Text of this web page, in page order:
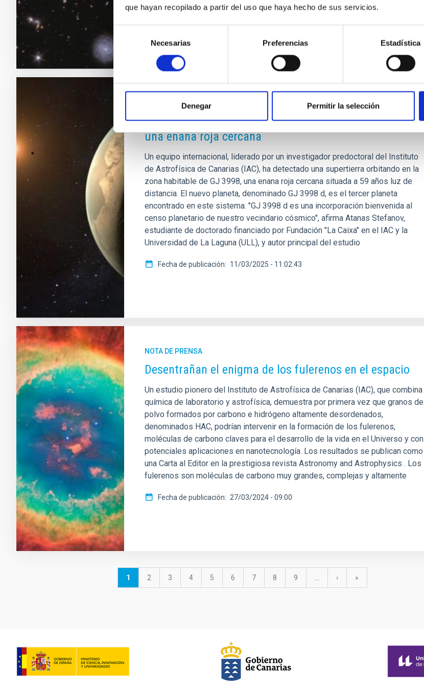
que hayan recopilado a partir del uso que haya hecho de sus servicios.
de
consentimiento
Necesarias Preferencias Estadística
Denegar Permitir la selección
NOTA DE PRENSA
El IAC descubre una supertierra en la zona habitable de
una enana roja cercana
Un equipo internacional, liderado por un investigador predoctoral del Instituto
de Astrofísica de Canarias (IAC), ha detectado una supertierra orbitando en la
zona habitable de GJ 3998, una enana roja cercana situada a 59 años luz de
distancia. El nuevo planeta, denominado GJ 3998 d, es el tercer planeta
encontrado en este sistema. "GJ 3998 d es una incorporación bienvenida al
censo planetario de nuestro vecindario cósmico", afirma Atanas Stefanov,
estudiante de doctorado financiado por Fundación "La Caixa" en el IAC y la
Universidad de La Laguna (ULL), y autor principal del estudio
Fecha de publicación 11/03/2025 - 11:02:43
NOTA DE PRENSA
Desentrañan el enigma de los fulerenos en el espacio
Un estudio pionero del Instituto de Astrofísica de Canarias (IAC), que combina
química de laboratorio y astrofísica, demuestra por primera vez que granos de
polvo formados por carbono e hidrógeno altamente desordenados,
denominados HAC, podrían intervenir en la formación de los fulerenos,
moléculas de carbono claves para el desarrollo de la vida en el Universo y con
potenciales aplicaciones en nanotecnología. Los resultados se publican como
una Carta al Editor en la prestigiosa revista Astronomy and Astrophysics . Los
fulerenos son moléculas de carbono muy grandes, complejas y altamente
Fecha de publicación 27/03/2024 - 09:00
Página
1 Página
2 Página
3 Página
4 Página
5 Página
6 Página
7 Página
8 Página
9
Siguiente
›
última
»